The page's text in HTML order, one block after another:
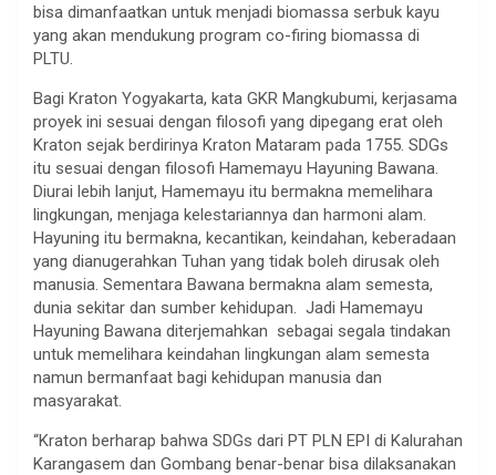
bisa dimanfaatkan untuk menjadi biomassa serbuk kayu
yang akan mendukung program co-firing biomassa di
PLTU.
Bagi Kraton Yogyakarta, kata GKR Mangkubumi, kerjasama
proyek ini sesuai dengan filosofi yang dipegang erat oleh
Kraton sejak berdirinya Kraton Mataram pada 1755. SDGs
itu sesuai dengan filosofi Hamemayu Hayuning Bawana.
Diurai lebih lanjut, Hamemayu itu bermakna memelihara
lingkungan, menjaga kelestariannya dan harmoni alam.
Hayuning itu bermakna, kecantikan, keindahan, keberadaan
yang dianugerahkan Tuhan yang tidak boleh dirusak oleh
manusia. Sementara Bawana bermakna alam semesta,
dunia sekitar dan sumber kehidupan. Jadi Hamemayu
Hayuning Bawana diterjemahkan sebagai segala tindakan
untuk memelihara keindahan lingkungan alam semesta
namun bermanfaat bagi kehidupan manusia dan
masyarakat.
“Kraton berharap bahwa SDGs dari PT PLN EPI di Kalurahan
Karangasem dan Gombang benar-benar bisa dilaksanakan